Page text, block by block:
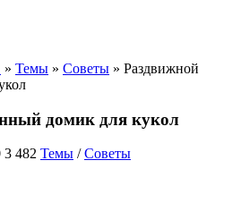
» Темы » Советы » Раздвижной
домик для кукол
3 482 Темы /Советы